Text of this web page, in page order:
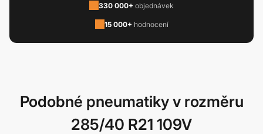
330 000+ objednávek
15 000+ hodnocení
Podobné pneumatiky v rozměru
285/40 R21 109V